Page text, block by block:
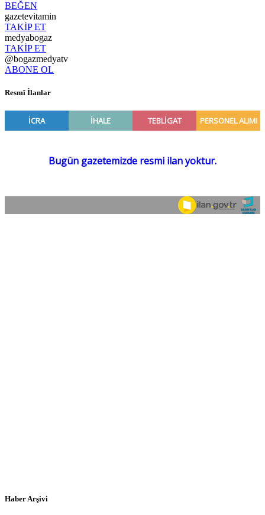
BEĞEN
gazetevitamin
TAKİP ET
medyabogaz
TAKİP ET
@bogazmedyatv
ABONE OL
Resmî İlanlar
Haber Arşivi